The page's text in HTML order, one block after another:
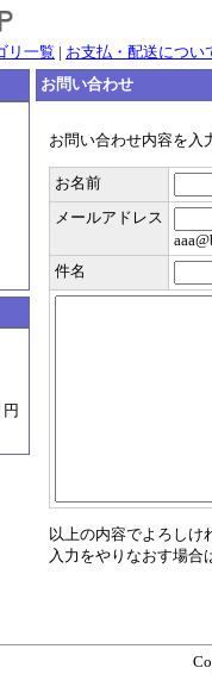
リ一覧 | お支払・配送につい
円
お問い合わせ
お問い合わせ内容を入
お名前
メールアドレス
件名
以上の内容でよろしけ
入力をやりなおす場合